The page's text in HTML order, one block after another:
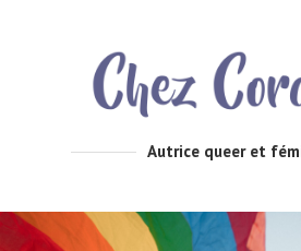
Autrice queer et